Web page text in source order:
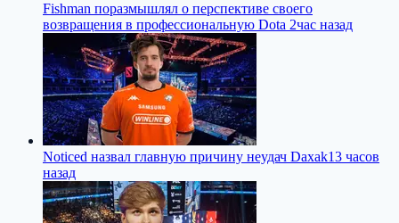
Fishman поразмышлял о перспективе своего
возвращения в профессиональную Dota 2час назад
Noticed назвал главную причину неудач Daxak13 часов
назад